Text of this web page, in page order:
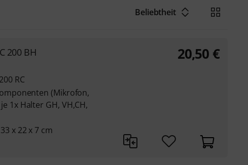
Beliebtheit
200 BH
RC
(Mikrofon,
1x Halter GH, VH,CH,
x 22 x 7 cm
20,50 €